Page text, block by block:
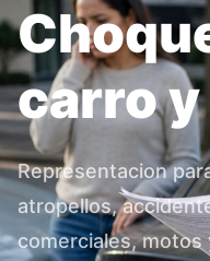
carro
Representacion
atropellos,
comerciales, motos